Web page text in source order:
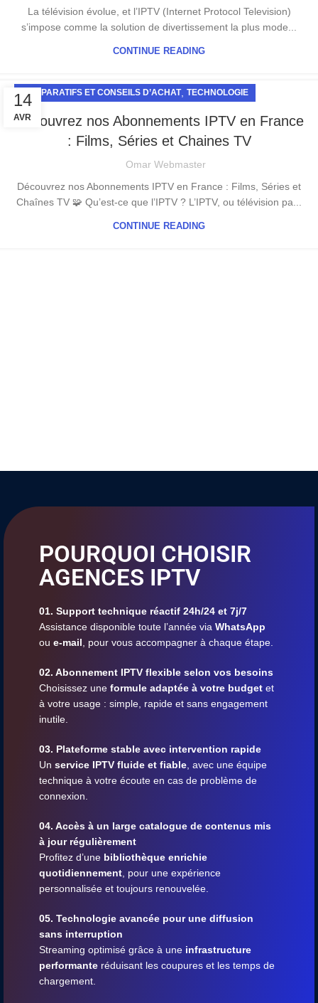
La télévision évolue, et l’IPTV (Internet Protocol Television)
s’impose comme la solution de divertissement la plus mode...
CONTINUE READING
14
AVR
COMPARATIFS ET CONSEILS D’ACHAT, TECHNOLOGIE
Découvrez nos Abonnements IPTV en France
: Films, Séries et Chaines TV
Omar Webmaster
Découvrez nos Abonnements IPTV en France : Films, Séries et
Chaînes TV 🧩 Qu’est-ce que l’IPTV ? L’IPTV, ou télévision pa...
CONTINUE READING
POURQUOI CHOISIR
AGENCES IPTV
01. Support technique réactif 24h/24 et 7j/7
Assistance disponible toute l’année via WhatsApp
ou e-mail , pour vous accompagner à chaque étape.
02. Abonnement IPTV flexible selon vos besoins
Choisissez une formule adaptée à votre budget et
à votre usage : simple, rapide et sans engagement
inutile.
03. Plateforme stable avec intervention rapide
Un service IPTV fluide et fiable , avec une équipe
technique à votre écoute en cas de problème de
connexion.
04. Accès à un large catalogue de contenus mis
à jour régulièrement
Profitez d’une bibliothèque enrichie
quotidiennement , pour une expérience
personnalisée et toujours renouvelée.
05. Technologie avancée pour une diffusion
sans interruption
Streaming optimisé grâce à une infrastructure
performante réduisant les coupures et les temps de
chargement.